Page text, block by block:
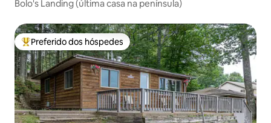
Bolo's Landing (última casa na península)
Entre os melhores preferidos dos hóspedes
Preferido dos hóspedes